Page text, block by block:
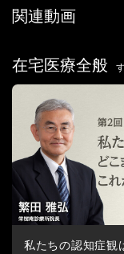
島・過疎地まで
2023年時点で約462
療・在宅総合診療を
悠翔会は 日本最大規
的な医療・ケアに関
カンファレンス』を
この場を通じて、様
ビス提供に向けた取
関連動画
在宅医療全般
私たちの認知症観